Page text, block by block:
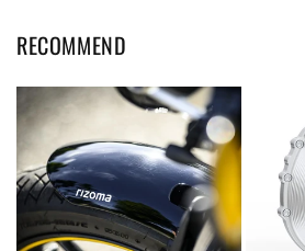
RECOMMEND